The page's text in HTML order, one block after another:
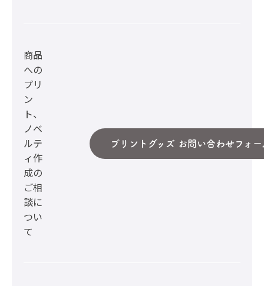
商品
への
プリ
ン
ト、
ノベ
ルテ
ィ作
成の
ご相
談に
つい
て
プリントグッズ お問い合わせフォー